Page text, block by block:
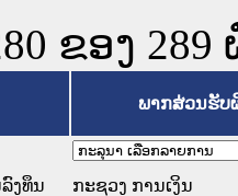
ຂອງ
ພາກສ່ວນຮັບ
ງທຶນ
ກະຊວງ ການເງິນ